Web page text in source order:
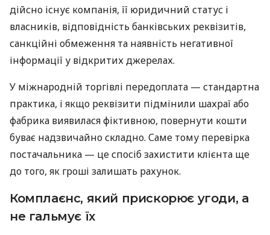
дійсно існує компанія, її юридичний статус і
власників, відповідність банківських реквізитів,
санкційні обмеження та наявність негативної
інформації у відкритих джерелах.
У міжнародній торгівлі передоплата — стандартна
практика, і якщо реквізити підмінили шахраї або
фабрика виявилася фіктивною, повернути кошти
буває надзвичайно складно. Саме тому перевірка
постачальника — це спосіб захистити клієнта ще
до того, як гроші залишать рахунок.
Комплаєнс, який прискорює угоди, а
не гальмує їх